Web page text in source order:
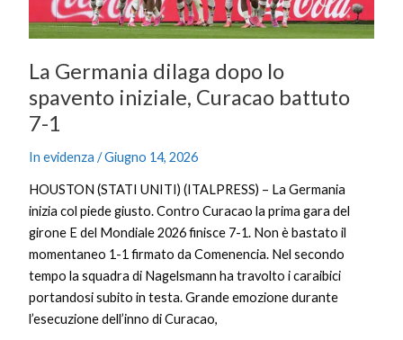
La Germania dilaga dopo lo
spavento iniziale, Curacao battuto
7-1
In evidenza /Giugno 14, 2026
HOUSTON (STATI UNITI) (ITALPRESS) – La Germania
inizia col piede giusto. Contro Curacao la prima gara del
girone E del Mondiale 2026 finisce 7-1. Non è bastato il
momentaneo 1-1 firmato da Comenencia. Nel secondo
tempo la squadra di Nagelsmann ha travolto i caraibici
portandosi subito in testa. Grande emozione durante
l’esecuzione dell’inno di Curacao,